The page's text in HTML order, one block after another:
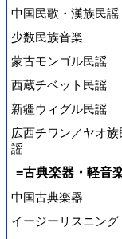
中国民歌・漢族民謡
少数民族音楽
蒙古モンゴル民謡
西蔵チベット民謡
新疆ウィグル民謡
広西チワン／ヤオ族
謡
=古典楽器・軽音
中国古典楽器
イージーリスニング